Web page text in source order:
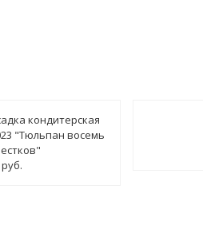
кондитерская
"Тюльпан восемь